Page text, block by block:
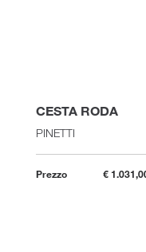
CESTA RODA
PINETTI
Prezzo €